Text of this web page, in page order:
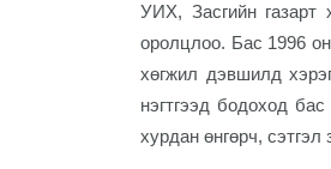
УИХ, Засгийн газарт
оролцлоо. Бас 1996
хөгжил дэвшилд
нэгтгээд бодоход
хурдан өнгөрч,